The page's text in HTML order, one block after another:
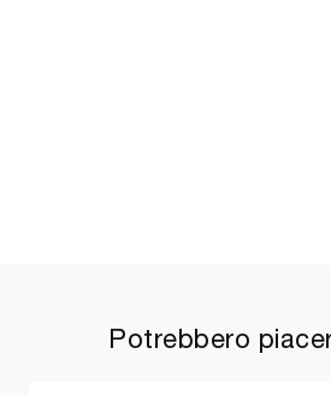
Potrebbero